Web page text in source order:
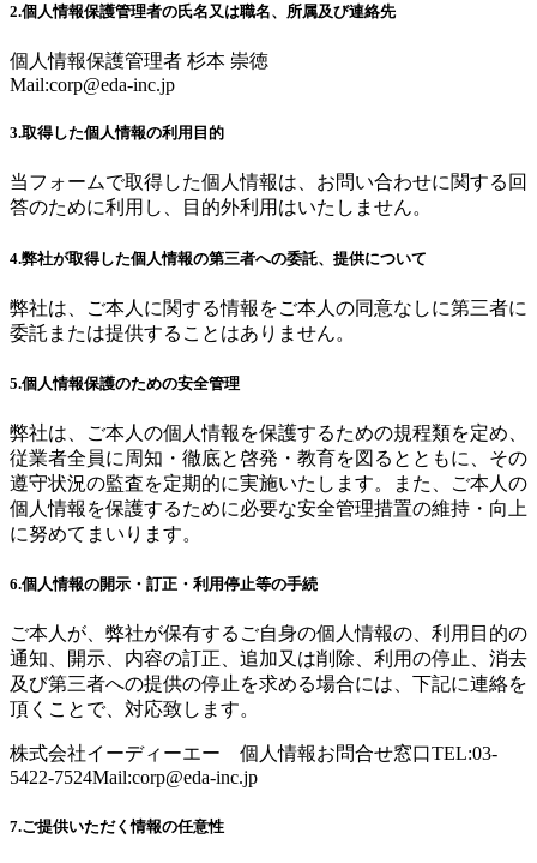
2.個人情報保護管理者の氏名又は職名、所属及び連絡先
個人情報保護管理者 杉本 崇徳
Mail:corp@eda-inc.jp
3.取得した個人情報の利用目的
当フォームで取得した個人情報は、お問い合わせに関する回
答のために利用し、目的外利用はいたしません。
4.弊社が取得した個人情報の第三者への委託、提供について
弊社は、ご本人に関する情報をご本人の同意なしに第三者に
委託または提供することはありません。
5.個人情報保護のための安全管理
弊社は、ご本人の個人情報を保護するための規程類を定め、
従業者全員に周知・徹底と啓発・教育を図るとともに、その
遵守状況の監査を定期的に実施いたします。また、ご本人の
個人情報を保護するために必要な安全管理措置の維持・向上
に努めてまいります。
6.個人情報の開示・訂正・利用停止等の手続
ご本人が、弊社が保有するご自身の個人情報の、利用目的の
通知、開示、内容の訂正、追加又は削除、利用の停止、消去
及び第三者への提供の停止を求める場合には、下記に連絡を
頂くことで、対応致します。
株式会社イーディーエー 個人情報お問合せ窓口TEL:03-
5422-7524Mail:corp@eda-inc.jp
7.ご提供いただく情報の任意性